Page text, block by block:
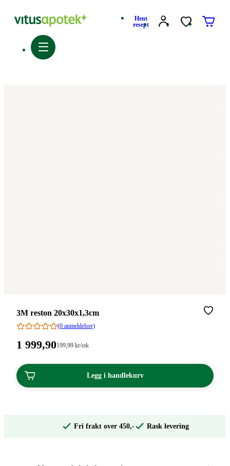
Hent
resept
Merke:
3M reston 20x30x1,3cm
(0 anmeldelser)
Pris:
999,90
kroner.
1 999,90Stykkpris:
kroner.
199 ,99 kr/stk
Legg i handlekurv
Fri frakt over 450,- Rask levering